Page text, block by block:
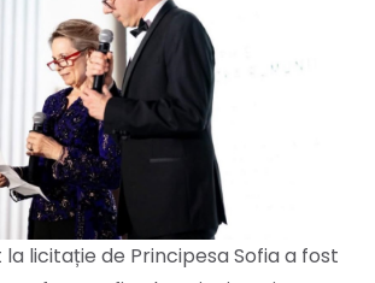
licitație de Principesa Sofia a fost